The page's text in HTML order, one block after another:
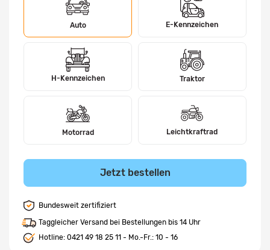
Auto E-Kennzeichen
H-Kennzeichen Traktor
Motorrad Leichtkraftrad
Jetzt bestellen
Bundesweit zertifiziert
Taggleicher Versand bei Bestellungen bis 14 Uhr
Hotline: 0421 49 18 25 11 - Mo.-Fr.: 10 - 16